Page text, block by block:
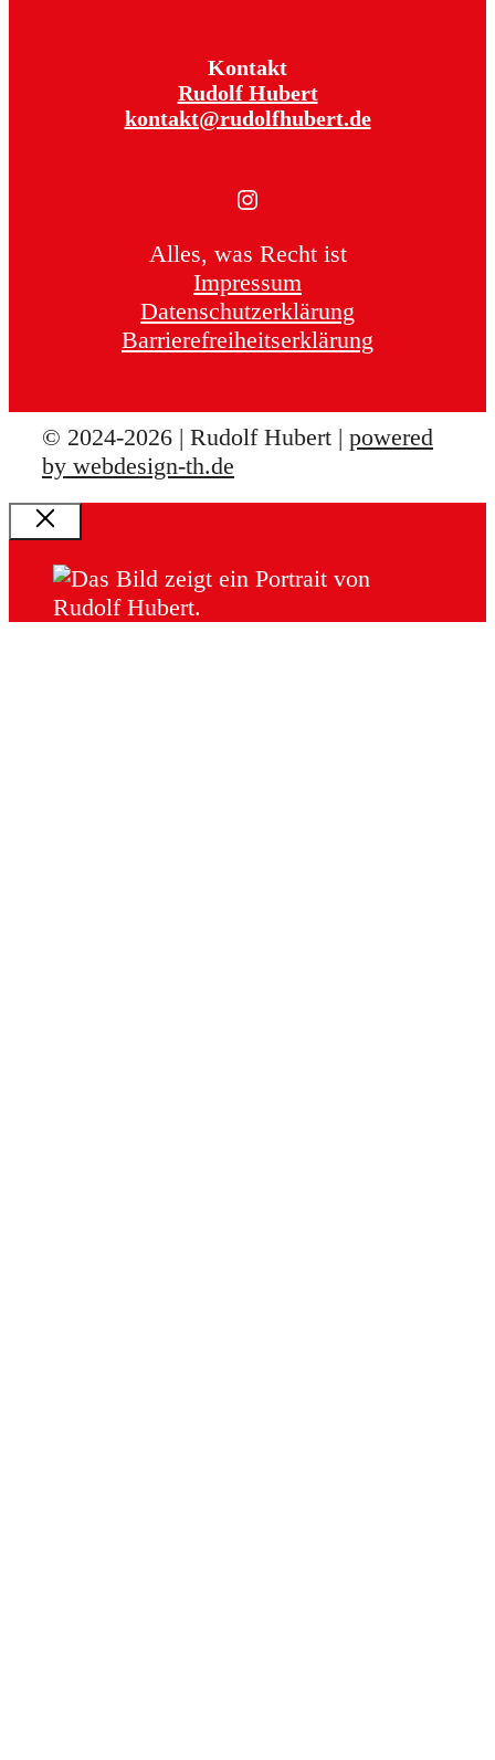
Kontakt
Rudolf Hubert
kontakt@rudolfhubert.de
Instagram
Alles, was Recht ist
Impressum
Datenschutzerklärung
Barrierefreiheitserklärung
© 2024-2026 | Rudolf Hubert | powered
by webdesign-th.de